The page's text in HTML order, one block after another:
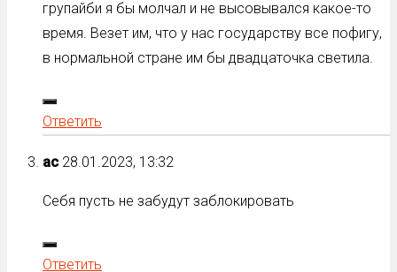
групайби я бы молчал и не высовывался какое-то
время. Везет им, что у нас государству все пофигу,
в нормальной стране им бы двадцаточка светила.
Ответить
ас 28.01.2023, 13:32
Себя пусть не забудут заблокировать
Ответить